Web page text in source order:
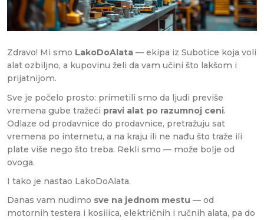
Zdravo! Mi smo LakoDoAlata — ekipa iz Subotice koja voli
alat ozbiljno, a kupovinu želi da vam učini što lakšom i
prijatnijom.
Sve je počelo prosto: primetili smo da ljudi previše
vremena gube tražeći pravi alat po razumnoj ceni.
Odlaze od prodavnice do prodavnice, pretražuju sat
vremena po internetu, a na kraju ili ne nađu što traže ili
plate više nego što treba. Rekli smo — može bolje od
ovoga.
I tako je nastao LakoDoAlata.
Danas vam nudimo sve na jednom mestu — od
motornih testera i kosilica, električnih i ručnih alata, pa do